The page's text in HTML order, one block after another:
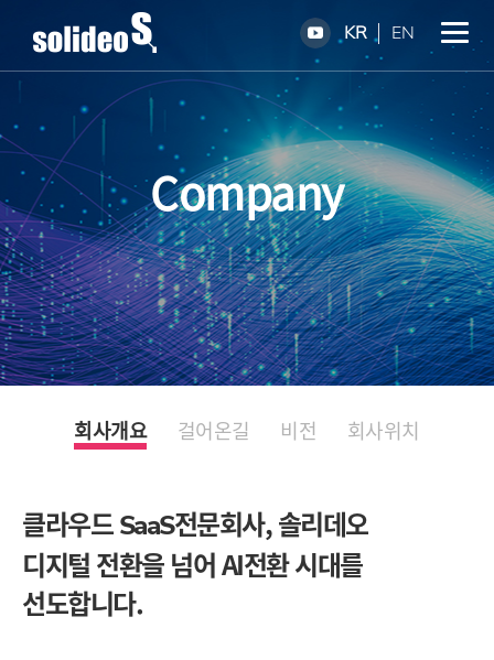
KR EN
Company
회사개요 걸어온길 비전 회사위치
클라우드SaaS전문회사,솔리데오
디지털 전환을 넘어 AI전환 시대를
선도합니다.